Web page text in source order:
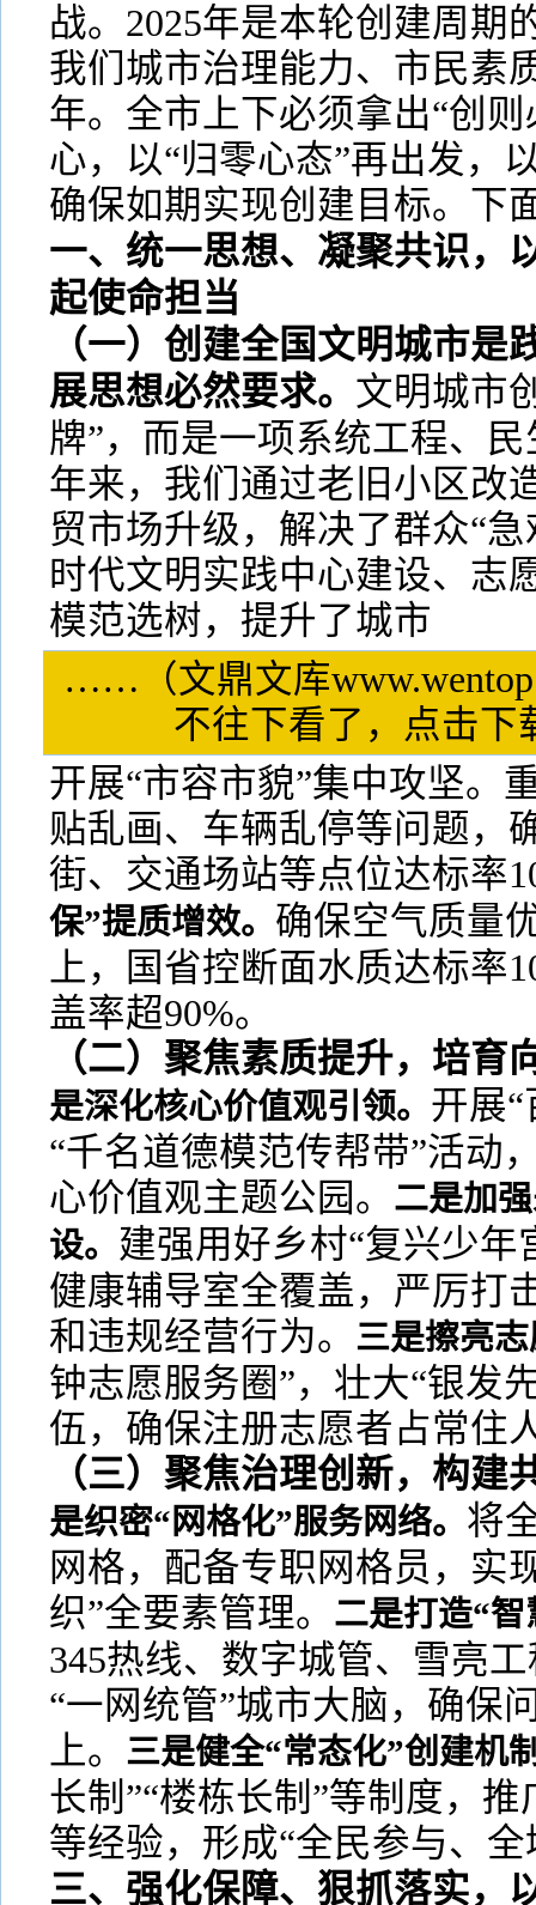
战。2025年是本轮创建周期
我们城市治理能力、市民素
年。全市上下必须拿出“创
心，以“归零心态”再出发，
确保如期实现创建目标。下
一、统一思想、凝聚共识，
起使命担当
（一）创建全国文明城市是
展思想必然要求。 文明城市
牌”，而是一项系统工程、
年来，我们通过老旧小区改
贸市场升级，解决了群众“
时代文明实践中心建设、志
模范选树，提升了城市
……（文鼎文库
不往下看了，点击
开展“市容市貌”集中攻坚。
贴乱画、车辆乱停等问题，
街、交通场站等点位达标率
保”提质增效。 确保空气质量
上，国省控断面水质达标率
盖率超90%。
（二）聚焦素质提升，培育
是深化核心价值观引领。 开展
“千名道德模范传帮带”活动
心价值观主题公园。 二是加
设。 建强用好乡村“复兴少年
健康辅导室全覆盖，严厉打
和违规经营行为。 三是擦亮
钟志愿服务圈”，壮大“银发
伍，确保注册志愿者占常住
（三）聚焦治理创新，构建
是织密“网格化”服务网络。 将
网格，配备专职网格员，实
织”全要素管理。 二是打造“
345热线、数字城管、雪亮
“一网统管”城市大脑，确保
上。 三是健全“常态化”创建机
长制”“楼栋长制”等制度，推
等经验，形成“全民参与、
三、强化保障、狠抓落实，